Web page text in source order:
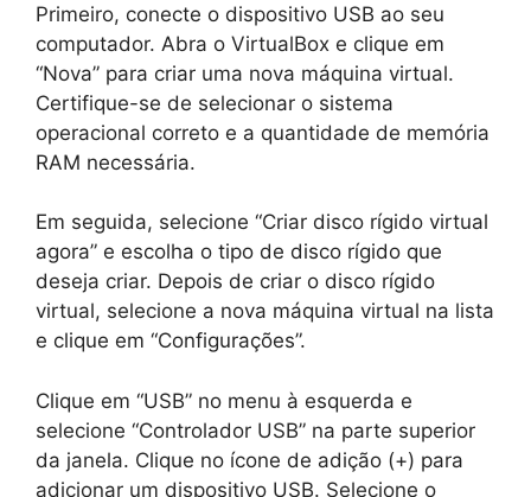
Primeiro, conecte o dispositivo USB ao seu
computador. Abra o VirtualBox e clique em
“Nova” para criar uma nova máquina virtual.
Certifique-se de selecionar o sistema
operacional correto e a quantidade de memória
RAM necessária.
Em seguida, selecione “Criar disco rígido virtual
agora” e escolha o tipo de disco rígido que
deseja criar. Depois de criar o disco rígido
virtual, selecione a nova máquina virtual na lista
e clique em “Configurações”.
Clique em “USB” no menu à esquerda e
selecione “Controlador USB” na parte superior
da janela. Clique no ícone de adição (+) para
adicionar um dispositivo USB. Selecione o